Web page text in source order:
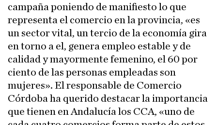
campaña poniendo de manifiesto lo que
representa el comercio en la provincia, «es
un sector vital, un tercio de la economía gira
en torno a el, genera empleo estable y de
calidad y mayormente femenino, el 60 por
ciento de las personas empleadas son
mujeres». El responsable de Comercio
Córdoba ha querido destacar la importancia
que tienen en Andalucía los CCA, «uno de